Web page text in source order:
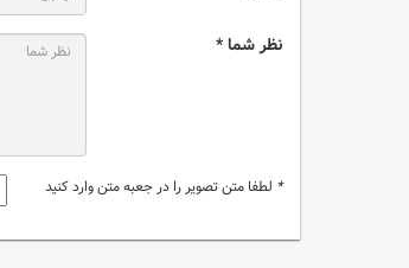
نظر شما *
* لطفا متن تصویر را در جعبه متن وارد کنید